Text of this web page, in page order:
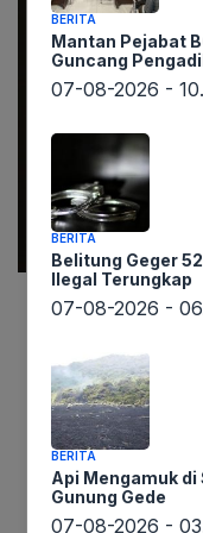
Nahdlatul Ulama
Staquf atau yang
secara tegas
kembali
pimpinan
tersebut.
BERITA
Mantan Pejabat
Guncang
07-08-2026 -
BERITA
Belitung Geger
Ilegal Terungkap
07-08-2026 -
BERITA
Api Mengamuk
Gunung Gede
07-08-2026 -